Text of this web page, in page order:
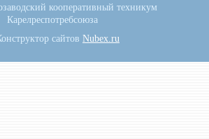
кооперативный техникум
Карелреспотребсоюза
сайтов Nubex.ru